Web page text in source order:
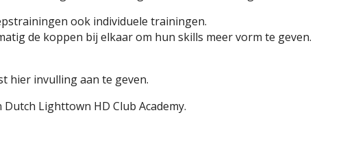
ook individuele trainingen.
de koppen bij elkaar om hun skills meer vorm te geven.
hier invulling aan te geven.
Lighttown HD Club Academy.